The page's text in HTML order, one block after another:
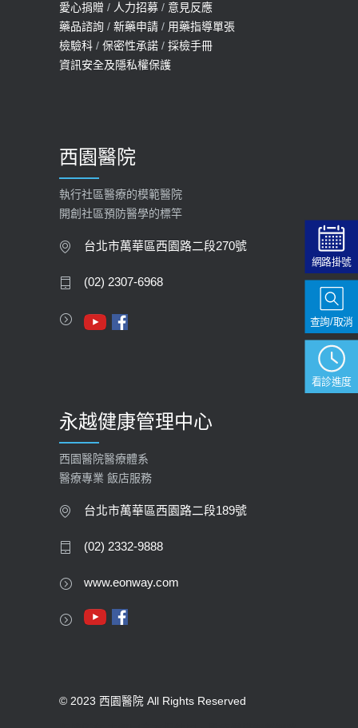
114年【公費流感及新冠疫苗】門診
預約
2025-09-30
【快速肝癌篩檢MRI】新檢查服務
2026-02-06
大吃大喝、肥胖害到膽囊！膽結石、
膽息肉如何處理？
2023-09-27
愛心捐贈 / 人力招募 / 意見反應
藥品諮詢 / 新藥申請 / 用藥指導單張
檢驗科 / 保密性承諾 / 採檢手冊
資訊安全及隱私權保護
西園醫院
執行社區醫療的模範醫院
開創社區預防醫學的標竿
台北市萬華區西園路二段270號
(02) 2307-6968
永越健康管理中心
西園醫院醫療體系
醫療專業 飯店服務
台北市萬華區西園路二段189號
(02) 2332-9888
www.eonway.com
© 2023 西園醫院 All Rights Reserved
網路掛號
看診進度
查詢/取消